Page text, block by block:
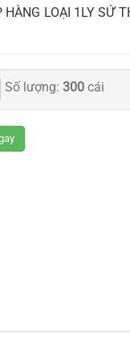
HÀNG LOẠI 1LY SỨ
Số lượng: 300cái